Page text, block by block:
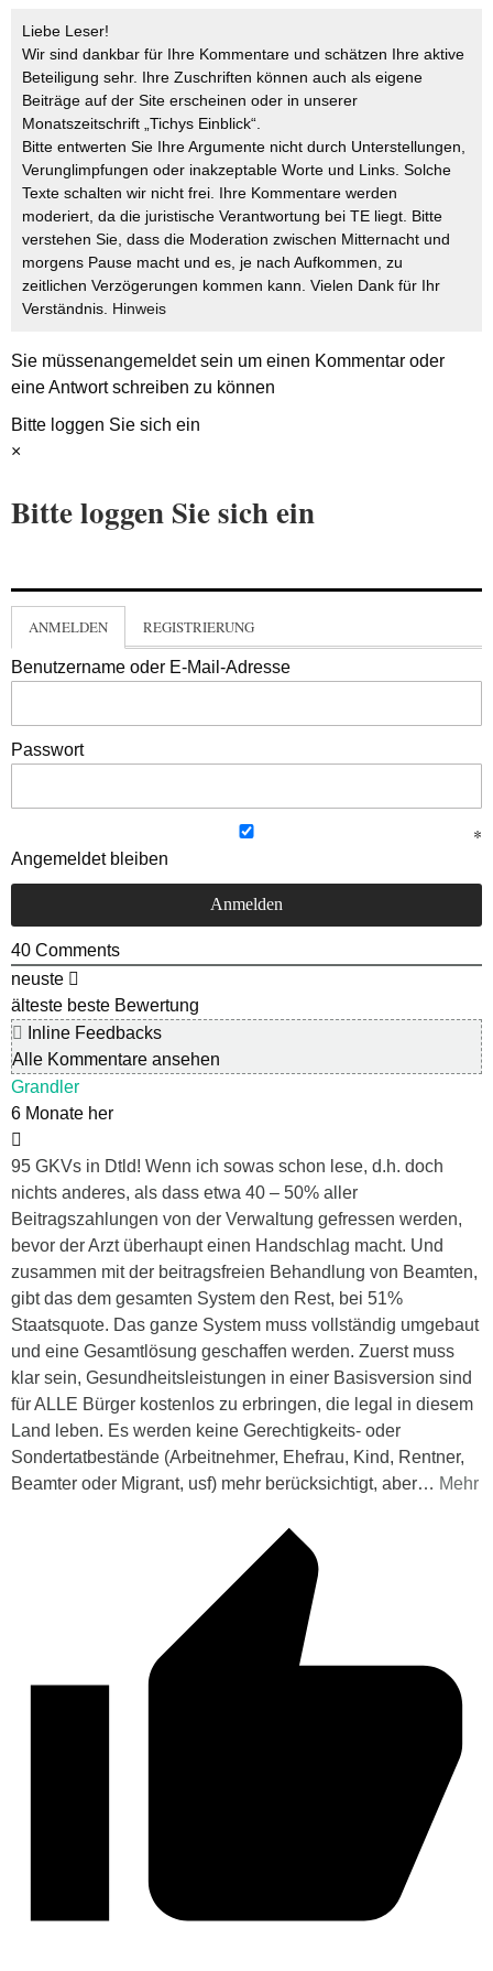
Liebe Leser!
Wir sind dankbar für Ihre Kommentare und schätzen Ihre aktive
Beteiligung sehr. Ihre Zuschriften können auch als eigene
Beiträge auf der Site erscheinen oder in unserer
Monatszeitschrift „Tichys Einblick“.
Bitte entwerten Sie Ihre Argumente nicht durch Unterstellungen,
Verunglimpfungen oder inakzeptable Worte und Links. Solche
Texte schalten wir nicht frei. Ihre Kommentare werden
moderiert, da die juristische Verantwortung bei TE liegt. Bitte
verstehen Sie, dass die Moderation zwischen Mitternacht und
morgens Pause macht und es, je nach Aufkommen, zu
zeitlichen Verzögerungen kommen kann. Vielen Dank für Ihr
Verständnis. Hinweis
Sie müssenangemeldetsein um einen Kommentar oder
eine Antwort schreiben zu können
Bitte loggen Sie sich ein
×
Bitte loggen Sie sich ein
ANMELDEN REGISTRIERUNG
Benutzername oder E-Mail-Adresse
Passwort
Angemeldet bleiben
40 Comments
neuste
älteste beste Bewertung
Inline Feedbacks
Alle Kommentare ansehen
Grandler
6 Monate her
95 GKVs in Dtld! Wenn ich sowas schon lese, d.h. doch
nichts anderes, als dass etwa 40 – 50% aller
Beitragszahlungen von der Verwaltung gefressen werden,
bevor der Arzt überhaupt einen Handschlag macht. Und
zusammen mit der beitragsfreien Behandlung von Beamten,
gibt das dem gesamten System den Rest, bei 51%
Staatsquote. Das ganze System muss vollständig umgebaut
und eine Gesamtlösung geschaffen werden. Zuerst muss
klar sein, Gesundheitsleistungen in einer Basisversion sind
für ALLE Bürger kostenlos zu erbringen, die legal in diesem
Land leben. Es werden keine Gerechtigkeits- oder
Sondertatbestände (Arbeitnehmer, Ehefrau, Kind, Rentner,
Beamter oder Migrant, usf) mehr berücksichtigt, aber… Mehr